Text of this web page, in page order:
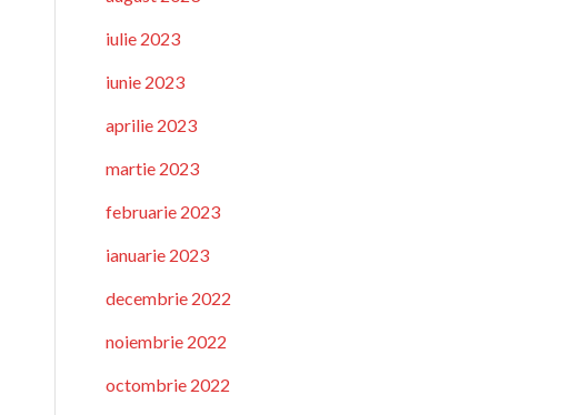
iulie 2023
iunie 2023
aprilie 2023
martie 2023
februarie 2023
ianuarie 2023
decembrie 2022
noiembrie 2022
octombrie 2022